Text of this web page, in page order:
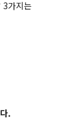
3가지는
.